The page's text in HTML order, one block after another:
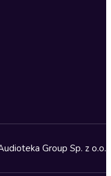
Group Sp. z o.o.